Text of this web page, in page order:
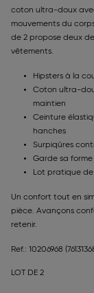
coton ultra-doux
mouvements du
de 2 propose deux
vêtements.
Hipsters à la
Coton ultra-
maintien
Ceinture
hanches
Surpiqûres
Garde sa
Lot pratique
Un confort tout en
pièce. Avançons
retenir.
Ref.: 10206968
LOT DE 2